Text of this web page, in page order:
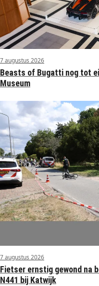
7 augustus 2026
Beasts of Bugatti nog tot
Museum
7 augustus 2026
Fietser ernstig gewond na
N441 bij Katwijk